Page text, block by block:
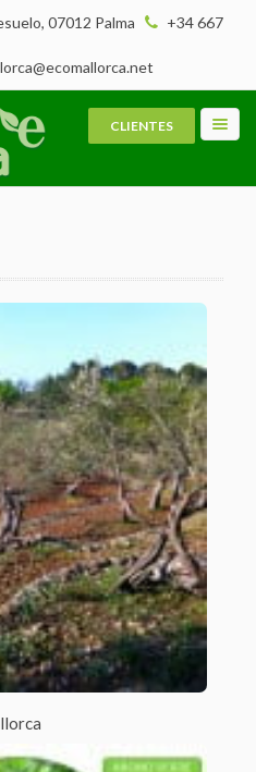
07012 Palma +34 667
CLIENTES